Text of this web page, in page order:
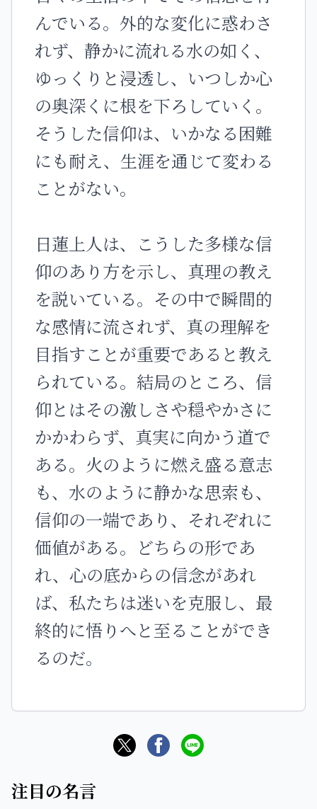
んでいる。外的な変化に惑わさ
れず、静かに流れる水の如く、
ゆっくりと浸透し、いつしか心
の奥深くに根を下ろしていく。
そうした信仰は、いかなる困難
にも耐え、生涯を通じて変わる
ことがない。
日蓮上人は、こうした多様な信
仰のあり方を示し、真理の教え
を説いている。その中で瞬間的
な感情に流されず、真の理解を
目指すことが重要であると教え
られている。結局のところ、信
仰とはその激しさや穏やかさに
かかわらず、真実に向かう道で
ある。火のように燃え盛る意志
も、水のように静かな思索も、
信仰の一端であり、それぞれに
価値がある。どちらの形であ
れ、心の底からの信念があれ
ば、私たちは迷いを克服し、最
終的に悟りへと至ることができ
るのだ。
注目の名言